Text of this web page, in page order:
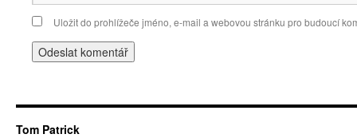
Uložit do prohlížeče jméno, e-mail a webovou stránku pro budoucí
Tom Patrick